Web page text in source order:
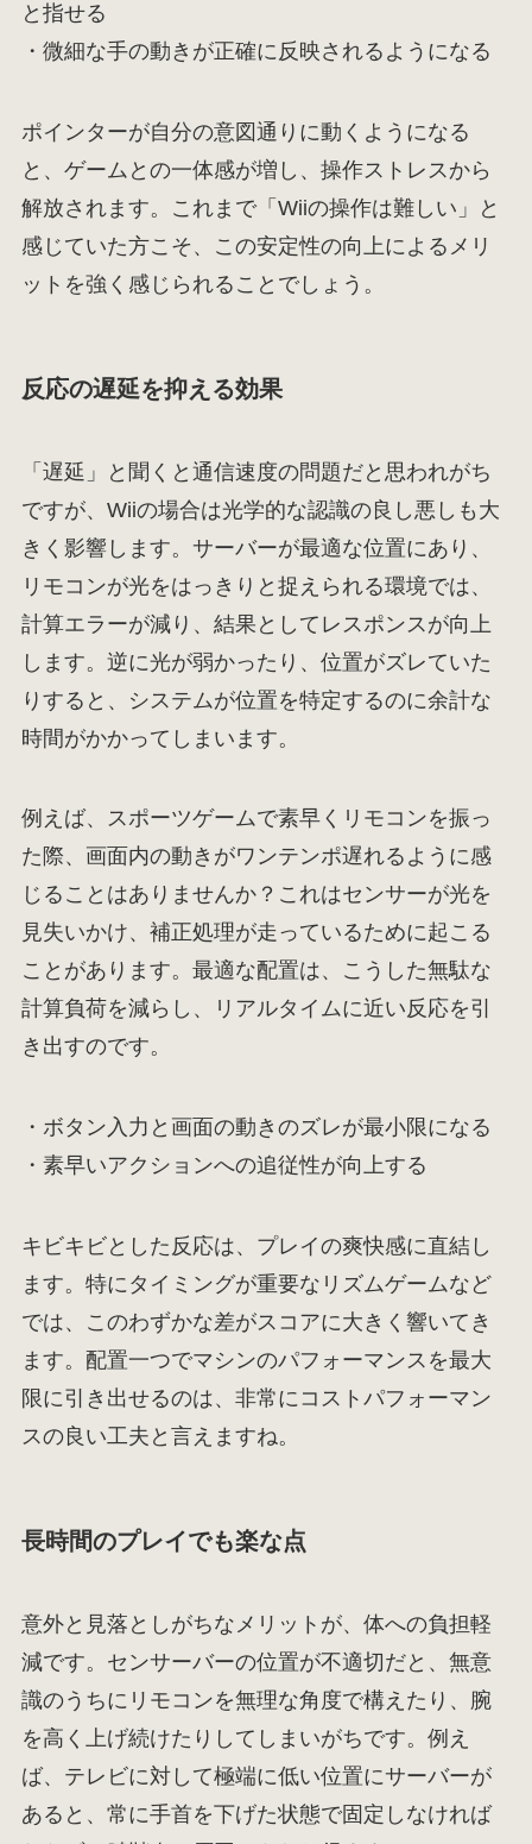
と指せる
・微細な手の動きが正確に反映されるようになる
ポインターが自分の意図通りに動くようになる
と、ゲームとの一体感が増し、操作ストレスから
解放されます。これまで「Wiiの操作は難しい」と
感じていた方こそ、この安定性の向上によるメリ
ットを強く感じられることでしょう。
反応の遅延を抑える効果
「遅延」と聞くと通信速度の問題だと思われがち
ですが、Wiiの場合は光学的な認識の良し悪しも大
きく影響します。サーバーが最適な位置にあり、
リモコンが光をはっきりと捉えられる環境では、
計算エラーが減り、結果としてレスポンスが向上
します。逆に光が弱かったり、位置がズレていた
りすると、システムが位置を特定するのに余計な
時間がかかってしまいます。
例えば、スポーツゲームで素早くリモコンを振っ
た際、画面内の動きがワンテンポ遅れるように感
じることはありませんか？これはセンサーが光を
見失いかけ、補正処理が走っているために起こる
ことがあります。最適な配置は、こうした無駄な
計算負荷を減らし、リアルタイムに近い反応を引
き出すのです。
・ボタン入力と画面の動きのズレが最小限になる
・素早いアクションへの追従性が向上する
キビキビとした反応は、プレイの爽快感に直結し
ます。特にタイミングが重要なリズムゲームなど
では、このわずかな差がスコアに大きく響いてき
ます。配置一つでマシンのパフォーマンスを最大
限に引き出せるのは、非常にコストパフォーマン
スの良い工夫と言えますね。
長時間のプレイでも楽な点
意外と見落としがちなメリットが、体への負担軽
減です。センサーバーの位置が不適切だと、無意
識のうちにリモコンを無理な角度で構えたり、腕
を高く上げ続けたりしてしまいがちです。例え
ば、テレビに対して極端に低い位置にサーバーが
あると、常に手首を下げた状態で固定しなければ